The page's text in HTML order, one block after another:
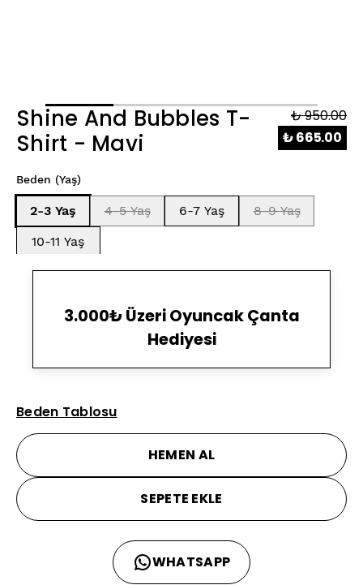
Shine And Bubbles T-
Shirt - Mavi
₺ 950.00
₺ 665.00
Beden (Yaş)
2-3 Yaş 4-5 Yaş 6-7 Yaş
8-9 Yaş
10-11 Yaş
3.000₺ Üzeri Oyuncak Çanta
Hediyesi
Beden Tablosu
HEMEN AL
SEPETE EKLE
WHATSAPP